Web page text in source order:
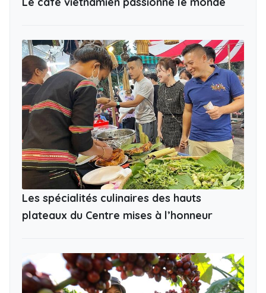
Les spécialités culinaires des hauts
plateaux du Centre mises à l’honneur